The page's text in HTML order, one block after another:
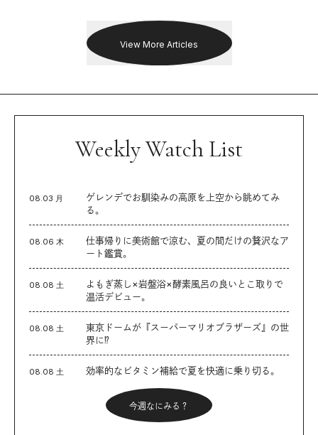
View More Articles
Weekly Watch List
08.03 月
ゲレンデでお馴染みの高原を上空から眺めてみ
る。
08.06 木
仕事帰りに美術館で涼む、夏の間だけの贅沢なア
ート鑑賞。
08.08 土
よもぎ蒸し×岩盤浴×酵素風呂の良いとこ取りで
温活デビュー。
08.08 土
東京ドームが『スーパーマリオブラザーズ』の世
界に⁉︎
08.08 土 効率的なビタミン補給で夏を快適に乗り切る。
今週なにみる？